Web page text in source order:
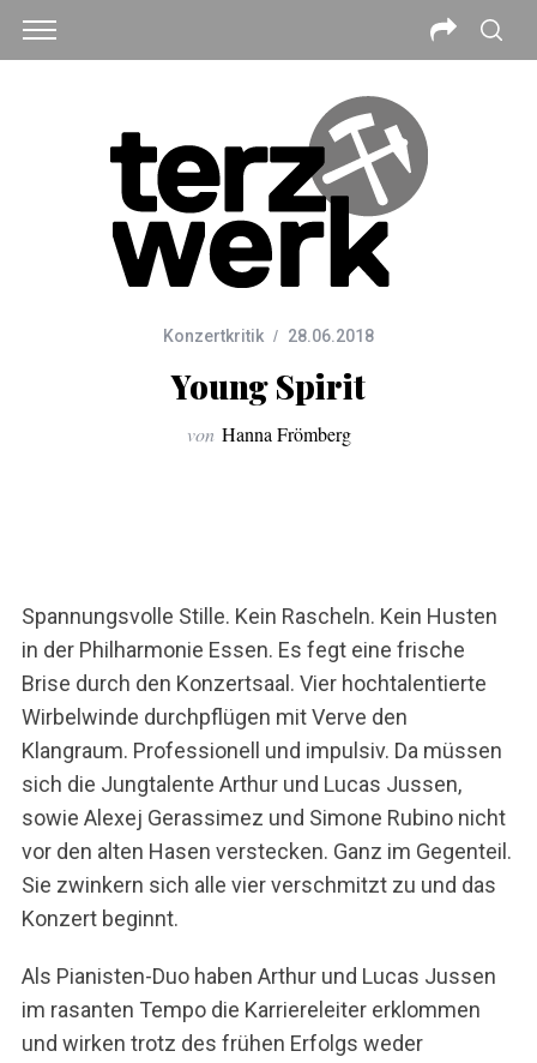
Konzertkritik 28.06.2018
Young Spirit
von Hanna Frömberg
Spannungsvolle Stille. Kein Rascheln. Kein Husten
in der Philharmonie Essen. Es fegt eine frische
Brise durch den Konzertsaal. Vier hochtalentierte
Wirbelwinde durchpflügen mit Verve den
Klangraum. Professionell und impulsiv. Da müssen
sich die Jungtalente Arthur und Lucas Jussen,
sowie Alexej Gerassimez und Simone Rubino nicht
vor den alten Hasen verstecken. Ganz im Gegenteil.
Sie zwinkern sich alle vier verschmitzt zu und das
Konzert beginnt.
Als Pianisten-Duo haben Arthur und Lucas Jussen
im rasanten Tempo die Karriereleiter erklommen
und wirken trotz des frühen Erfolgs weder